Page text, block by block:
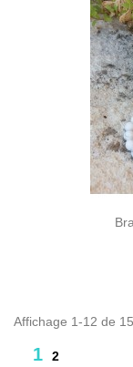
Affichage 1-12 de
1 2